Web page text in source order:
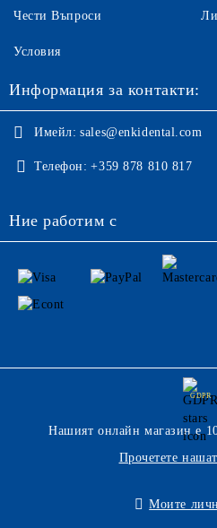
Чести Въпроси
Условия
Информация за контакти:
Имейл: sales@enkidental.com
Телефон: +359 878 810 817
Ние работим с
GDPR
Нашият онлайн магазин е
Прочетете
Моите